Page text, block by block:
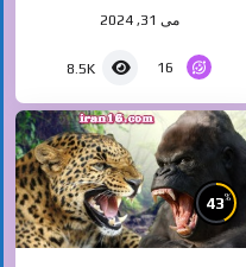
می 31, 2024
16
8.5K
43%